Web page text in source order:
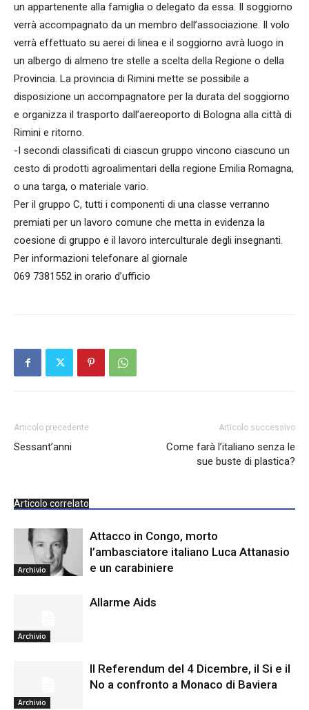
un appartenente alla famiglia o delegato da essa. Il soggiorno
verrà accompagnato da un membro dell’associazione. Il volo
verrà effettuato su aerei di linea e il soggiorno avrà luogo in
un albergo di almeno tre stelle a scelta della Regione o della
Provincia. La provincia di Rimini mette se possibile a
disposizione un accompagnatore per la durata del soggiorno
e organizza il trasporto dall’aereoporto di Bologna alla città di
Rimini e ritorno.
-I secondi classificati di ciascun gruppo vincono ciascuno un
cesto di prodotti agroalimentari della regione Emilia Romagna,
o una targa, o materiale vario.
Per il gruppo C, tutti i componenti di una classe verranno
premiati per un lavoro comune che metta in evidenza la
coesione di gruppo e il lavoro interculturale degli insegnanti.
Per informazioni telefonare al giornale
069 7381552 in orario d’ufficio
Articolo precedente
Sessant’anni
Articolo successivo
Come farà l’italiano senza le
sue buste di plastica?
Articolo correlato
Archivio
Attacco in Congo, morto
l’ambasciatore italiano Luca Attanasio
e un carabiniere
Archivio
Allarme Aids
Archivio
Il Referendum del 4 Dicembre, il Si e il
No a confronto a Monaco di Baviera